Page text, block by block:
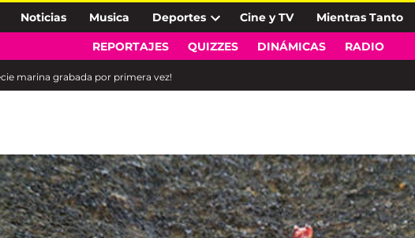
Noticias Musica Deportes
Open
dropdown
Cine y TV Mientras Tanto
REPORTAJES QUIZZES DINÁMICAS RADIO
marina grabada por primera vez!